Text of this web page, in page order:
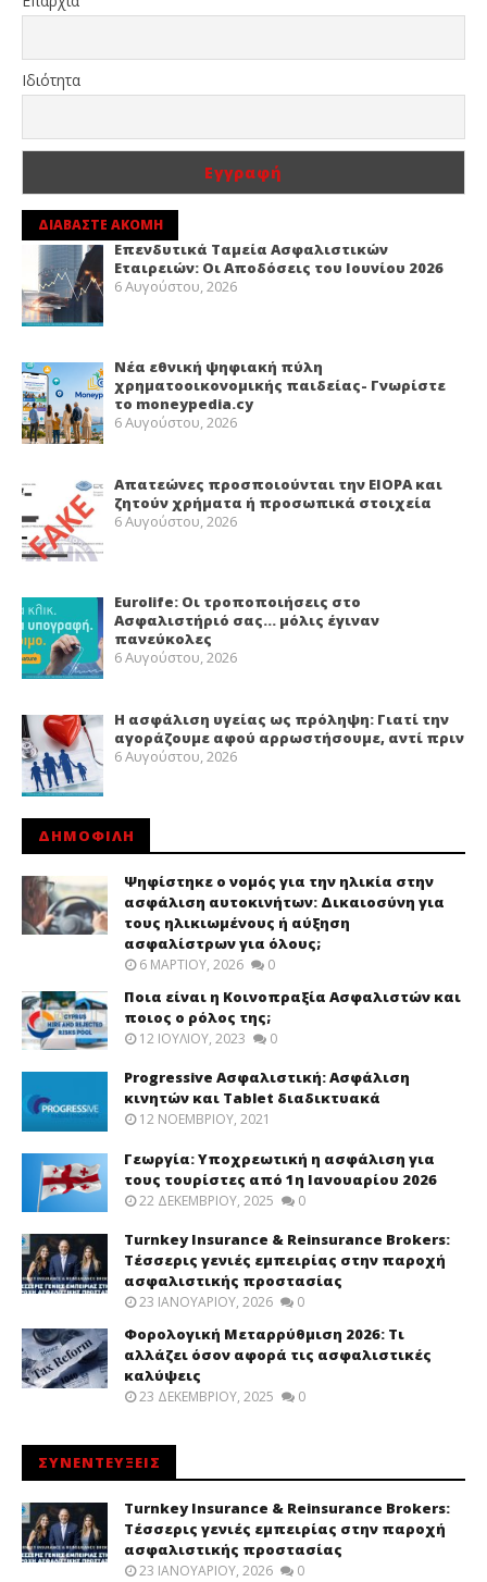
Ιδιότητα
ΔΙΑΒΑΣΤΕ ΑΚΟΜΗ
Επενδυτικά Ταμεία Ασφαλιστικών
Εταιρειών: Οι Αποδόσεις του Ιουνίου 2026
6 Αυγούστου, 2026
Νέα εθνική ψηφιακή πύλη
χρηματοοικονομικής παιδείας- Γνωρίστε
το moneypedia.cy
6 Αυγούστου, 2026
Απατεώνες προσποιούνται την EIOPA και
ζητούν χρήματα ή προσωπικά στοιχεία
6 Αυγούστου, 2026
Eurolife: Οι τροποποιήσεις στο
Ασφαλιστήριό σας… μόλις έγιναν
πανεύκολες
6 Αυγούστου, 2026
Η ασφάλιση υγείας ως πρόληψη: Γιατί την
αγοράζουμε αφού αρρωστήσουμε, αντί πριν
6 Αυγούστου, 2026
ΔΗΜΟΦΙΛΗ
Ψηφίστηκε ο νομός για την ηλικία στην
ασφάλιση αυτοκινήτων: Δικαιοσύνη για
τους ηλικιωμένους ή αύξηση
ασφαλίστρων για όλους;
6 ΜΑΡΤΊΟΥ, 2026 0
Ποια είναι η Κοινοπραξία Ασφαλιστών και
ποιος ο ρόλος της;
12 ΙΟΥΛΊΟΥ, 2023 0
Progressive Ασφαλιστική: Ασφάλιση
κινητών και Tablet διαδικτυακά
12 ΝΟΕΜΒΡΊΟΥ, 2021
Γεωργία: Υποχρεωτική η ασφάλιση για
τους τουρίστες από 1η Ιανουαρίου 2026
22 ΔΕΚΕΜΒΡΊΟΥ, 2025 0
Turnkey Insurance & Reinsurance Brokers:
Τέσσερις γενιές εμπειρίας στην παροχή
ασφαλιστικής προστασίας
23 ΙΑΝΟΥΑΡΊΟΥ, 2026 0
Φορολογική Μεταρρύθμιση 2026: Τι
αλλάζει όσον αφορά τις ασφαλιστικές
καλύψεις
23 ΔΕΚΕΜΒΡΊΟΥ, 2025 0
ΣΥΝΕΝΤΕΥΞΕΙΣ
Turnkey Insurance & Reinsurance Brokers:
Τέσσερις γενιές εμπειρίας στην παροχή
ασφαλιστικής προστασίας
23 ΙΑΝΟΥΑΡΊΟΥ, 2026 0